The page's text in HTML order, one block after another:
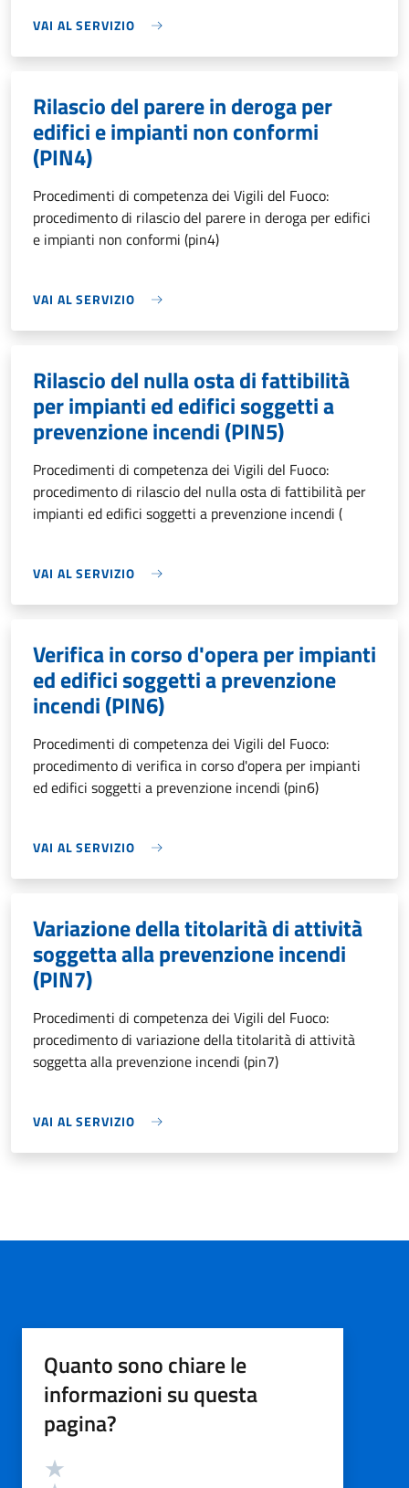
VAI AL SERVIZIO
Rilascio del parere in deroga per
edifici e impianti non conformi
(PIN4)
Procedimenti di competenza dei Vigili del Fuoco:
procedimento di rilascio del parere in deroga per edifici
e impianti non conformi (pin4)
VAI AL SERVIZIO
Rilascio del nulla osta di fattibilità
per impianti ed edifici soggetti a
prevenzione incendi (PIN5)
Procedimenti di competenza dei Vigili del Fuoco:
procedimento di rilascio del nulla osta di fattibilità per
impianti ed edifici soggetti a prevenzione incendi (
VAI AL SERVIZIO
Verifica in corso d'opera per impianti
ed edifici soggetti a prevenzione
incendi (PIN6)
Procedimenti di competenza dei Vigili del Fuoco:
procedimento di verifica in corso d'opera per impianti
ed edifici soggetti a prevenzione incendi (pin6)
VAI AL SERVIZIO
Variazione della titolarità di attività
soggetta alla prevenzione incendi
(PIN7)
Procedimenti di competenza dei Vigili del Fuoco:
procedimento di variazione della titolarità di attività
soggetta alla prevenzione incendi (pin7)
VAI AL SERVIZIO
Quanto sono chiare le
informazioni su questa
pagina?
Valutazione